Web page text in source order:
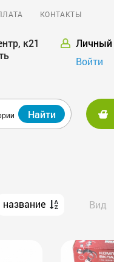
КОНТАКТЫ
к21
Личный
Войти
Найти
название Вид